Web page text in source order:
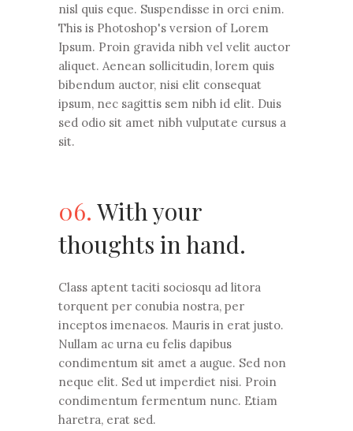
nisl quis eque. Suspendisse in orci enim.
This is Photoshop's version of Lorem
Ipsum. Proin gravida nibh vel velit auctor
aliquet. Aenean sollicitudin, lorem quis
bibendum auctor, nisi elit consequat
ipsum, nec sagittis sem nibh id elit. Duis
sed odio sit amet nibh vulputate cursus a
sit.
06. With your
thoughts in hand.
Class aptent taciti sociosqu ad litora
torquent per conubia nostra, per
inceptos imenaeos. Mauris in erat justo.
Nullam ac urna eu felis dapibus
condimentum sit amet a augue. Sed non
neque elit. Sed ut imperdiet nisi. Proin
condimentum fermentum nunc. Etiam
haretra, erat sed.